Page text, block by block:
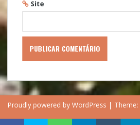
Site
Proudly powered by WordPress | Theme: